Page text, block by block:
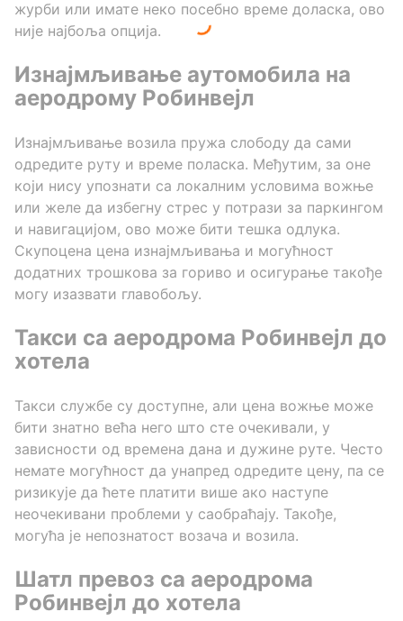
журби или имате неко посебно време доласка, ово
није најбоља опција.
Изнајмљивање аутомобила на
аеродрому Робинвејл
Изнајмљивање возила пружа слободу да сами
одредите руту и време поласка. Међутим, за оне
који нису упознати са локалним условима вожње
или желе да избегну стрес у потрази за паркингом
и навигацијом, ово може бити тешка одлука.
Скупоцена цена изнајмљивања и могућност
додатних трошкова за гориво и осигурање такође
могу изазвати главобољу.
Такси са аеродрома Робинвејл до
хотела
Такси службе су доступне, али цена вожње може
бити знатно већа него што сте очекивали, у
зависности од времена дана и дужине руте. Често
немате могућност да унапред одредите цену, па се
ризикује да ћете платити више ако наступе
неочекивани проблеми у саобраћају. Такође,
могућа је непознатост возача и возила.
Шатл превоз са аеродрома
Робинвејл до хотела